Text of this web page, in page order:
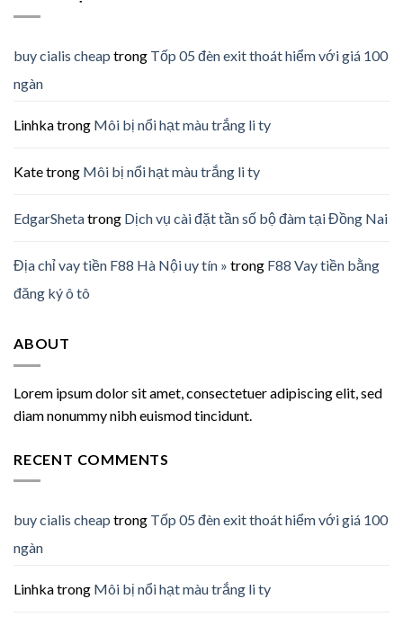
buy cialis cheap trong Tốp 05 đèn exit thoát hiểm với giá 100
ngàn
Linhkatrong Môi bị nổi hạt màu trắng li ty
Katetrong Môi bị nổi hạt màu trắng li ty
EdgarShetatrong Dịch vụ cài đặt tần số bộ đàm tại Đồng Nai
Địa chỉ vay tiền F88 Hà Nội uy tín » trong F88 Vay tiền bằng
đăng ký ô tô
ABOUT
Lorem ipsum dolor sit amet, consectetuer adipiscing elit, sed
diam nonummy nibh euismod tincidunt.
RECENT COMMENTS
buy cialis cheap trong Tốp 05 đèn exit thoát hiểm với giá 100
ngàn
Linhkatrong Môi bị nổi hạt màu trắng li ty